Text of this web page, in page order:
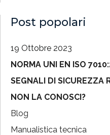
Post popolari
19 Ottobre 2023
NORMA UNI EN ISO
SEGNALI DI SICUREZZA
NON LA CONOSCI?
Blog
Manualistica tecnica